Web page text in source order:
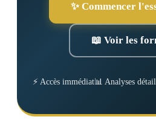
✨ Commencer
📖 Voir les
⚡ Accès immédiat📊 Analyses